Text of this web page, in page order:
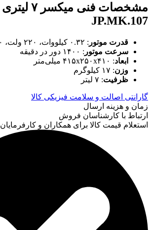
مشخصات فنی میکسر ۷ لیتری امپرو مدل
JP.MK.107
قدرت موتور : ۰.۳۲ کیلووات، ۲۲۰ ولت، ۵۰ هرتز
سرعت موتور : ۱۴۰۰ دور در دقیقه
ابعاد: ۴۱۵x۲۵۰x۴۱۰ میلی‌متر
وزن: ۱۷ کیلوگرم
ظرفیت: ۷ لیتر
گارانتی اصالت و سلامت فیزیکی کالا
زمان و هزینه ارسال
ارتباط با کارشناسان فروش
استعلام قیمت کالا برای همکاران و کارفرمایان